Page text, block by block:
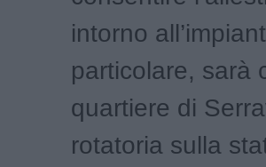
intorno
particolare, sarà
quartiere di
rotatoria sulla